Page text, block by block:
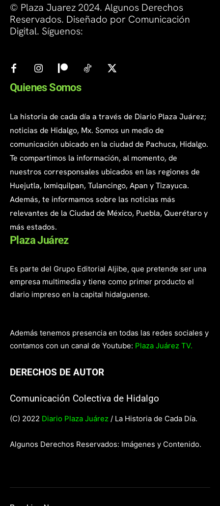
© Plaza Juarez 2024. Algunos Derechos
Reservados. Diseñado por Comunicación
Digital. Síguenos:
Quienes Somos
La historia de cada día a través de Diario Plaza Juárez;
noticias de Hidalgo, Mx. Somos un medio de
comunicación ubicado en la ciudad de Pachuca, Hidalgo.
Te compartimos la información, al momento, de
nuestros corresponsales ubicados en las regiones de
Huejutla, Ixmiquilpan, Tulancingo, Apan y Tizayuca.
Además, te informamos sobre las noticias más
relevantes de la Ciudad de México, Puebla, Querétaro y
más estados.
Plaza Juárez
Es parte del Grupo Editorial Aljibe, que pretende ser una
empresa multimedia y tiene como primer producto el
diario impreso en la capital hidalguense.
Además tenemos presencia en todas las redes sociales y
contamos con un canal de Youtube: Plaza Juárez TV.
DERECHOS DE AUTOR
Comunicación Colectiva de Hidalgo
(C) 2022 Diario Plaza Juárez / La Historia de Cada Día.
Algunos Derechos Reservados: Imágenes y Contenido.